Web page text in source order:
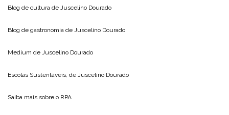
Blog de cultura de Juscelino Dourado
Blog de gastronomia de Juscelino Dourado
Medium de Juscelino Dourado
Escolas Sustentáveis, de Juscelino Dourado
Saiba mais sobre o RPA